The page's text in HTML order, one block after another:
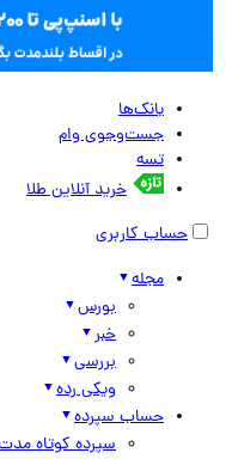
بانک‌ها
جست‌وجوی وام
تسه
خرید آنلاین طلا
حساب کاربری
مجله
بورس
خبر
بررسی
ویکی رده
حساب سپرده
سپرده کوتاه مدت